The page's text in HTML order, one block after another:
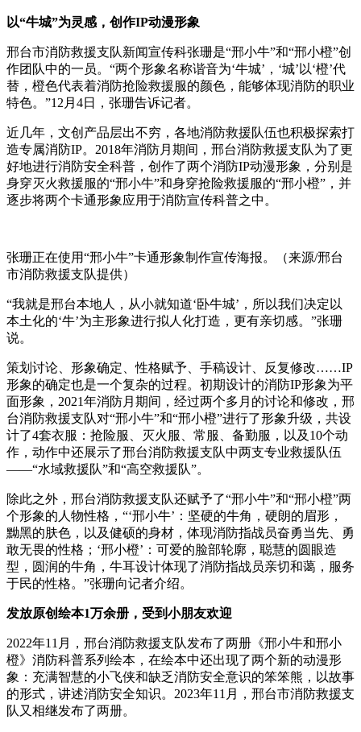
以“牛城”为灵感，创作IP动漫形象
邢台市消防救援支队新闻宣传科张珊是“邢小牛”和“邢小橙”创
作团队中的一员。“两个形象名称谐音为‘牛城’，‘城’以‘橙’代
替，橙色代表着消防抢险救援服的颜色，能够体现消防的职业
特色。”12月4日， 张珊告诉记者。
近几年，文创产品层出不穷，各地消防救援队伍也积极探索打
造专属消防IP。2018年消防月期间，邢台消防救援支队为了更
好地进行消防安全科普，创作了两个消防IP动漫形象，分别是
身穿灭火救援服的“邢小牛”和身穿抢险救援服的“邢小橙”，并
逐步将两个卡通形象应用于消防宣传科普之中。
张珊正在使用“邢小牛”卡通形象制作宣传海报。（来源/邢台
市消防救援支队提供）
“我就是邢台本地人，从小就知道‘卧牛城’，所以我们决定以
本土化的‘牛’为主形象进行拟人化打造，更有亲切感。”张珊
说。
策划讨论、形象确定、性格赋予、手稿设计、反复修改……IP
形象的确定也是一个复杂的过程。初期设计的消防IP形象为平
面形象，2021年消防月期间，经过两个多月的讨论和修改，邢
台消防救援支队对“邢小牛”和“邢小橙”进行了形象升级，共设
计了4套衣服：抢险服、灭火服、常服、备勤服，以及10个动
作，动作中还展示了邢台消防救援支队中两支专业救援队伍
——“水域救援队”和“高空救援队”。
除此之外，邢台消防救援支队还赋予了“邢小牛”和“邢小橙”两
个形象的人物性格，“‘邢小牛’：坚硬的牛角，硬朗的眉形，
黝黑的肤色，以及健硕的身材，体现消防指战员奋勇当先、勇
敢无畏的性格；‘邢小橙’：可爱的脸部轮廓，聪慧的圆眼造
型，圆润的牛角，牛耳设计体现了消防指战员亲切和蔼，服务
于民的性格。”张珊向记者介绍。
发放原创绘本1万余册，受到小朋友欢迎
2022年11月，邢台消防救援支队发布了两册《邢小牛和邢小
橙》消防科普系列绘本，在绘本中还出现了两个新的动漫形
象：充满智慧的小飞侠和缺乏消防安全意识的笨笨熊，以故事
的形式，讲述消防安全知识。2023年11月，邢台市消防救援支
队又相继发布了两册。